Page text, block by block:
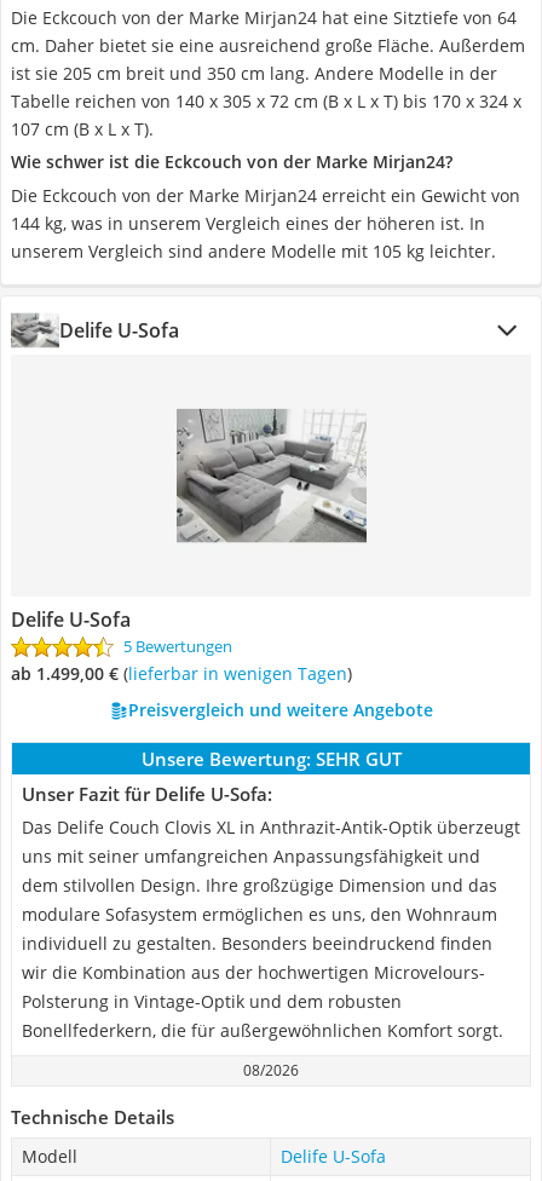
Die Eckcouch von der Marke Mirjan24 hat eine Sitztiefe von 64
cm. Daher bietet sie eine ausreichend große Fläche. Außerdem
ist sie 205 cm breit und 350 cm lang. Andere Modelle in der
Tabelle reichen von 140 x 305 x 72 cm (B x L x T) bis 170 x 324 x
107 cm (B x L x T).
Wie schwer ist die Eckcouch von der Marke Mirjan24?
Die Eckcouch von der Marke Mirjan24 erreicht ein Gewicht von
144 kg, was in unserem Vergleich eines der höheren ist. In
unserem Vergleich sind andere Modelle mit 105 kg leichter.
Delife U-Sofa
Delife U-Sofa
5 Bewertungen
ab 1.499,00 € ( Lieferbar in wenigen Tagen)
Preisvergleich und weitere Angebote
Unsere Bewertung: SEHR GUT
Unser Fazit für Delife U-Sofa:
Das Delife Couch Clovis XL in Anthrazit-Antik-Optik überzeugt
uns mit seiner umfangreichen Anpassungsfähigkeit und
dem stilvollen Design. Ihre großzügige Dimension und das
modulare Sofasystem ermöglichen es uns, den Wohnraum
individuell zu gestalten. Besonders beeindruckend finden
wir die Kombination aus der hochwertigen Microvelours-
Polsterung in Vintage-Optik und dem robusten
Bonellfederkern, die für außergewöhnlichen Komfort sorgt.
08/2026
Technische Details
Modell
Delife U-Sofa